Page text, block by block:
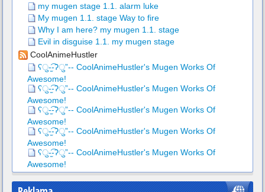
my mugen stage 1.1. alarm luke
My mugen 1.1. stage Way to fire
Why I am here? my mugen 1.1. stage
Evil in disguise 1.1. my mugen stage
CoolAnimeHustler
ʕु-̫͡-ʔु”-- CoolAnimeHustler's Mugen Works Of
Awesome!
ʕु-̫͡-ʔु”-- CoolAnimeHustler's Mugen Works Of
Awesome!
ʕु-̫͡-ʔु”-- CoolAnimeHustler's Mugen Works Of
Awesome!
ʕु-̫͡-ʔु”-- CoolAnimeHustler's Mugen Works Of
Awesome!
ʕु-̫͡-ʔु”-- CoolAnimeHustler's Mugen Works Of
Awesome!